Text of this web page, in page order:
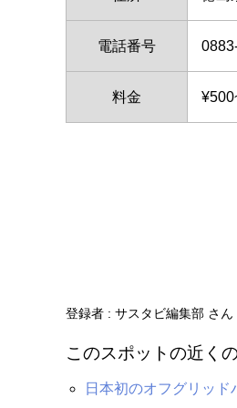
電話番号
料金
登録者 : サスタビ編集部 さん
このスポットの近く
日本初のオフグリッド